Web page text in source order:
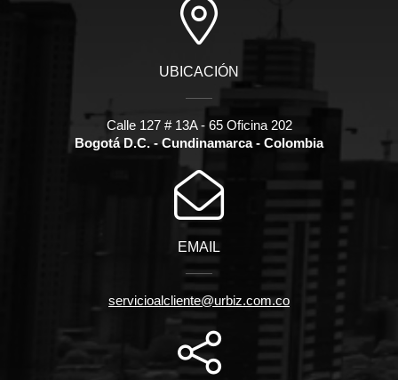
UBICACIÓN
Calle 127 # 13A - 65 Oficina 202
Bogotá D.C. - Cundinamarca - Colombia
EMAIL
servicioalcliente@urbiz.com.co